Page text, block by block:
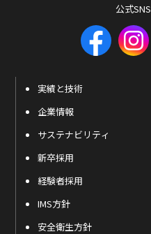
公式
実績と技術
企業情報
サステナビリティ
新卒採用
経験者採用
IMS方針
安全衛生方針